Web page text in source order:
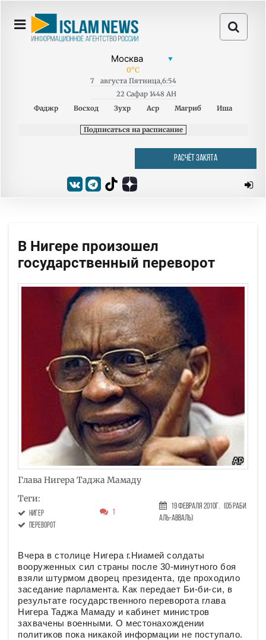
0°C
7 августа Пятница,6:54
22 Сафар 1448 AH
Фаджр
Восход Зухр Аср Магриб Иша
Подписаться на расписание
РАСЧЁТ ЗАКЯТА
В Нигере произошел
государственный переворот
Глава Нигера Таджа Мамаду
Теги:
Нигер
переворот
1
19 Февраля 2010г. (05 Раби
аль-авваль)
Вчера в столице Нигера г.Ниамей солдаты
вооруженных сил страны после 30-минутного боя
взяли штурмом дворец президента, где проходило
заседание парламента. Как передает Би-би-си, в
результате государственного переворота глава
Нигера Таджа Мамаду и кабинет министров
захвачены военными. О местонахождении
политиков пока никакой информации не поступало.